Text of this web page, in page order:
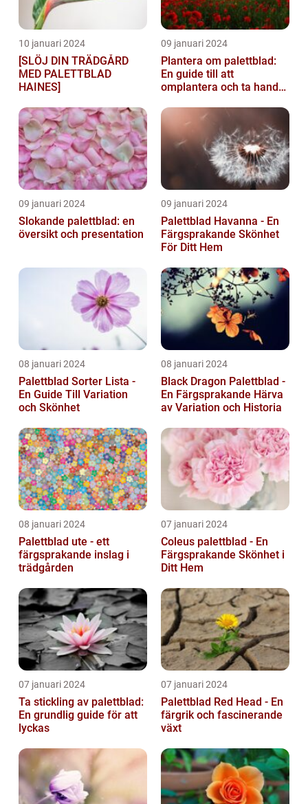
10 januari 2024
[SLÖJ DIN TRÄDGÅRD
MED PALETTBLAD
HAINES]
09 januari 2024
Plantera om palettblad:
En guide till att
omplantera och ta hand
09 januari 2024
Slokande palettblad: en
översikt och presentation
09 januari 2024
Palettblad Havanna - En
Färgsprakande Skönhet
För Ditt Hem
08 januari 2024
Palettblad Sorter Lista -
En Guide Till Variation
och Skönhet
08 januari 2024
Black Dragon Palettblad -
En Färgsprakande Härva
av Variation och Historia
08 januari 2024
Palettblad ute - ett
färgsprakande inslag i
trädgården
07 januari 2024
Coleus palettblad - En
Färgsprakande Skönhet i
Ditt Hem
07 januari 2024
Ta stickling av palettblad:
En grundlig guide för att
lyckas
07 januari 2024
Palettblad Red Head - En
färgrik och fascinerande
växt